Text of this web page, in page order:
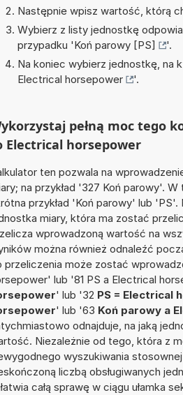
Następnie wpisz wartość, którą
Wybierz z listy jednostkę
przypadku 'Koń parowy [PS]
'.
Na koniec wybierz jednostkę, na
Electrical horsepower
'.
pełną moc tego
Electrical horsepower
ten pozwala na
na przykład '327 Koń parowy'.
przykład 'Koń parowy' lub
miary, która ma zostać
wprowadzoną wartość na
można również odnaleźć
przeliczenia może zostać
lub '81 PS a Electrical
' lub '32 PS = Electrical
' lub '63 Koń parowy a
odnajduje, na jaką
Niezależnie od tego, która z
wyszukiwania
liczbą obsługiwanych
całą sprawę w ciągu ułamka